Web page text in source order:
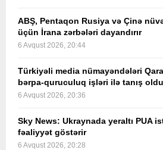
ABŞ, Pentaqon Rusiya və Çinə nüvə
üçün İrana zərbələri dayandırır
6 Avqust 2026, 20:44
Türkiyəli media nümayəndələri
bərpa-quruculuq işləri ilə tanış
6 Avqust 2026, 20:36
Sky News: Ukraynada yeraltı PUA
fəaliyyət göstərir
6 Avqust 2026, 20:28